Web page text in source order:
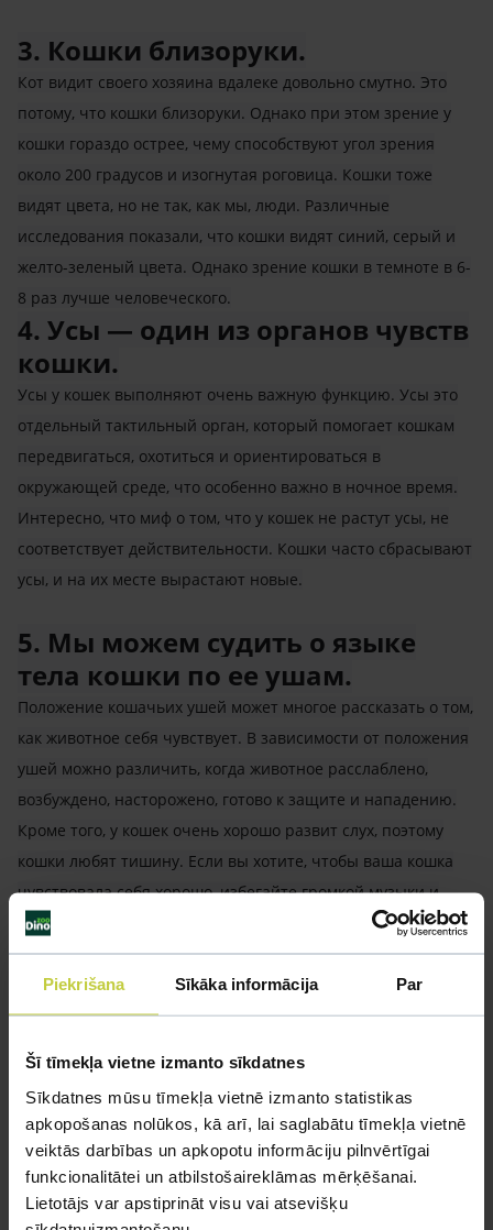
Piekrišana Sīkāka informācija Par
Šī tīmekļa vietne izmanto sīkdatnes
Sīkdatnes mūsu tīmekļa vietnē izmanto statistikas
apkopošanas nolūkos, kā arī, lai saglabātu tīmekļa vietnē
veiktās darbības un apkopotu informāciju pilnvērtīgai
funkcionalitātei un atbilstošaireklāmas mērķēšanai.
Lietotājs var apstiprināt visu vai atsevišķu
3. Кошки близоруки.
Кот видит своего хозяина вдалеке довольно смутно. Это
потому, что кошки близоруки. Однако при этом зрение у
кошки гораздо острее, чему способствуют угол зрения
около 200 градусов и изогнутая роговица. Кошки тоже
видят цвета, но не так, как мы, люди. Различные
исследования показали, что кошки видят синий, серый и
желто-зеленый цвета. Однако зрение кошки в темноте в 6-
8 раз лучше человеческого.
4. Усы — один из органов чувств
кошки.
Усы у кошек выполняют очень важную функцию. Усы это
отдельный тактильный орган, который помогает кошкам
передвигаться, охотиться и ориентироваться в
окружающей среде, что особенно важно в ночное время.
Интересно, что миф о том, что у кошек не растут усы, не
соответствует действительности. Кошки часто сбрасывают
усы, и на их месте вырастают новые.
5. Мы можем судить о языке
тела кошки по ее ушам.
Положение кошачьих ушей может многое рассказать о том,
как животное себя чувствует. В зависимости от положения
ушей можно различить, когда животное расслаблено,
возбуждено, насторожено, готово к защите и нападению.
Кроме того, у кошек очень хорошо развит слух, поэтому
кошки любят тишину. Если вы хотите, чтобы ваша кошка
чувствовала себя хорошо, избегайте громкой музыки и
других громких звуков.
.